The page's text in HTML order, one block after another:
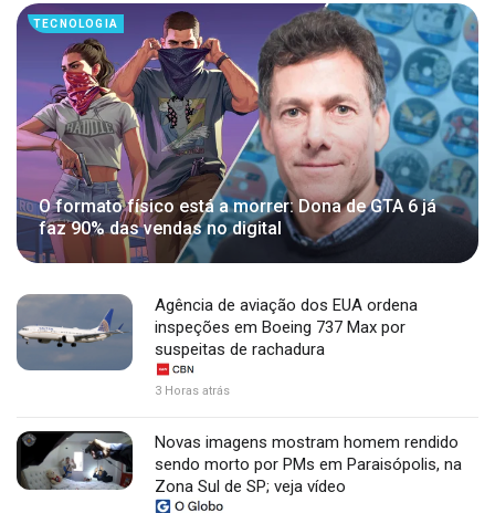
TECNOLOGIA
O formato físico está a morrer: Dona de GTA 6 já
faz 90% das vendas no digital
Agência de aviação dos EUA ordena
inspeções em Boeing 737 Max por
suspeitas de rachadura
3 Horas atrás
Novas imagens mostram homem rendido
sendo morto por PMs em Paraisópolis, na
Zona Sul de SP; veja vídeo